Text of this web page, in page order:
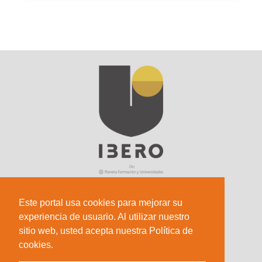
Este portal usa cookies para mejorar su
experiencia de usuario. Al utilizar nuestro
sitio web, usted acepta nuestra Política de
cookies.
Sede Principal
Calle 67 #5-27; Bogotá, Colombia.